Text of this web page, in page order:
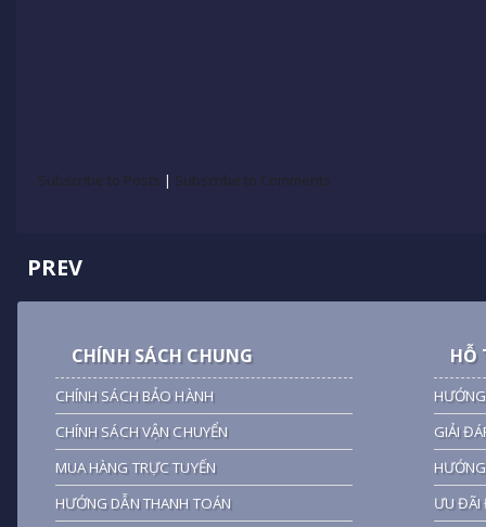
Subscribe to Posts | Subscribe to Comments
PREV
CHÍNH SÁCH CHUNG
CHÍNH SÁCH BẢO HÀNH
CHÍNH SÁCH VẬN CHUYỂN
MUA HÀNG TRỰC TUYẾN
HƯỚNG DẪN THANH TOÁN
HỖ
GIẢI
ƯU ĐÃI